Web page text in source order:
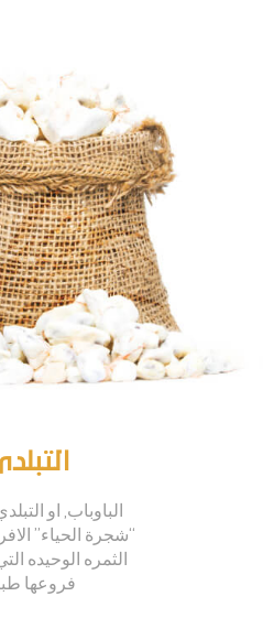
الباوباب, او
“شجرة الحياء”
الثمره الوحيده
فروعها